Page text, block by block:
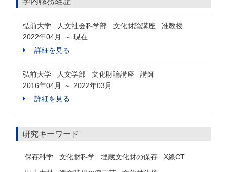
弘前大学 人文社会科学部 文化財論講座 准教授
2022年04月
～ 現在
詳細を見る
弘前大学 人文学部 文化財論講座 講師
2016年04月
～ 2022年03月
詳細を見る
研究キーワード
保存科学 文化財科学 埋蔵文化財の保存
X線CT